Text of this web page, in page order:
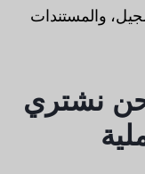
والمستندات
نشتري